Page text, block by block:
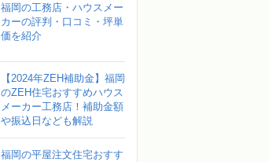
福岡の工務店・ハウスメー
カーの評判・口コミ・坪単
価を紹介
【2024年ZEH補助金】福岡
のZEH住宅おすすめハウス
メーカー工務店！補助金額
や振込日なども解説
福岡の平屋注文住宅おすす